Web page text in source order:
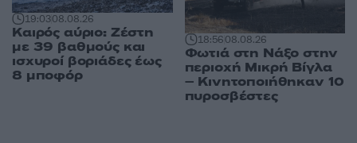
19:0308.08.26
Καιρός αύριο: Ζέστη
με 39 βαθμούς και
ισχυροί βοριάδες έως
8 μποφόρ
18:5608.08.26
Φωτιά στη Νάξο στην
περιοχή Μικρή Βίγλα
– Κινητοποιήθηκαν 10
πυροσβέστες